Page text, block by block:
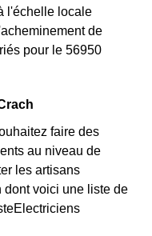
l'échelle locale
de
pour le 56950
faire des
au niveau de
les artisans
voici une liste de